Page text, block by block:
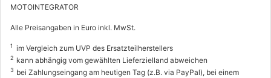
NISSAN
MOTOINTEGRATOR
Alle Preisangaben in Euro inkl. MwSt.
1 im Vergleich zum UVP des Ersatzteilherstellers
2 kann abhängig vom gewählten Lieferzielland abweichen
3 bei Zahlungseingang am heutigen Tag (z.B. via PayPal), bei einem